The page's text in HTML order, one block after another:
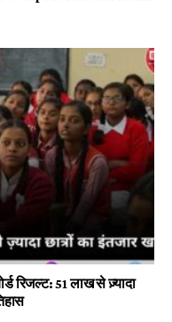
रिजल्ट: 51 लाख से ज़्यादा